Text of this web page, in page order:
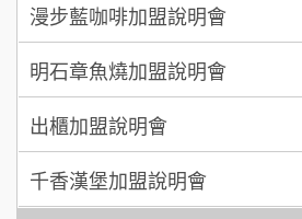
MUSHEN徵SPA美容芳療師
日十。早午食加盟說明會
拾鑶火鍋加盟說明會
全家加盟說明會
明石章魚燒加盟說明會
出櫃加盟說明會
千香漢堡加盟說明會
七盞茶加盟說明會